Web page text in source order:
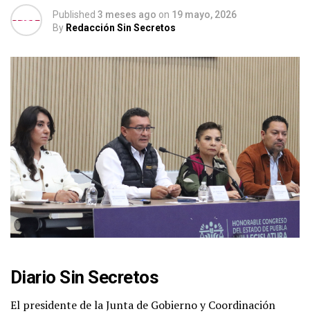
Published 3 meses ago on 19 mayo, 2026
By Redacción Sin Secretos
Diario Sin Secretos
El presidente de la Junta de Gobierno y Coordinación